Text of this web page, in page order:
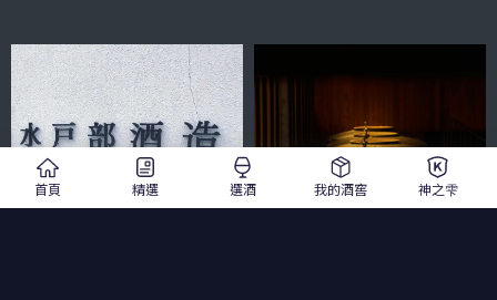
首頁 精選 選酒 我的酒窖 神之雫